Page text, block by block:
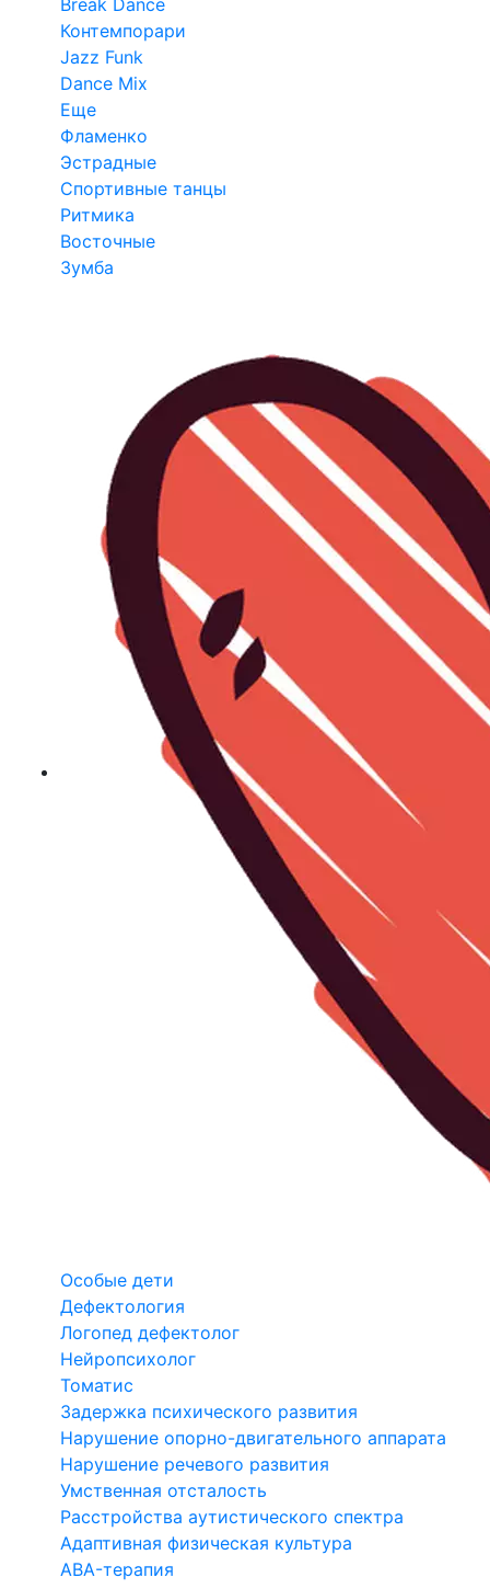
Break Dance
Контемпорари
Jazz Funk
Dance Mix
Еще
Фламенко
Эстрадные
Спортивные танцы
Ритмика
Восточные
Зумба
Особые дети
Дефектология
Логопед дефектолог
Нейропсихолог
Томатис
Задержка психического развития
Нарушение опорно-двигательного аппарата
Нарушение речевого развития
Умственная отсталость
Расстройства аутистического спектра
Адаптивная физическая культура
ABA-терапия